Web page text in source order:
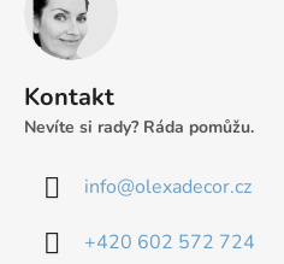
Kontakt
Nevíte si rady? Ráda pomůžu.
info@olexadecor.cz
+420 602 572 724